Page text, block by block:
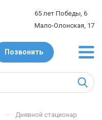
65 лет Победы, 6
Мало-Олонская, 17
Позвонить
— Дневной стационар